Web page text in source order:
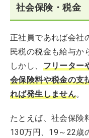
社会保険・税金
正社員であれば会社
民税の税金も給与か
しかし、 フリーター
会保険料や税金の支
れば発生しません。
たとえば、社会保険
130万円、19～22歳